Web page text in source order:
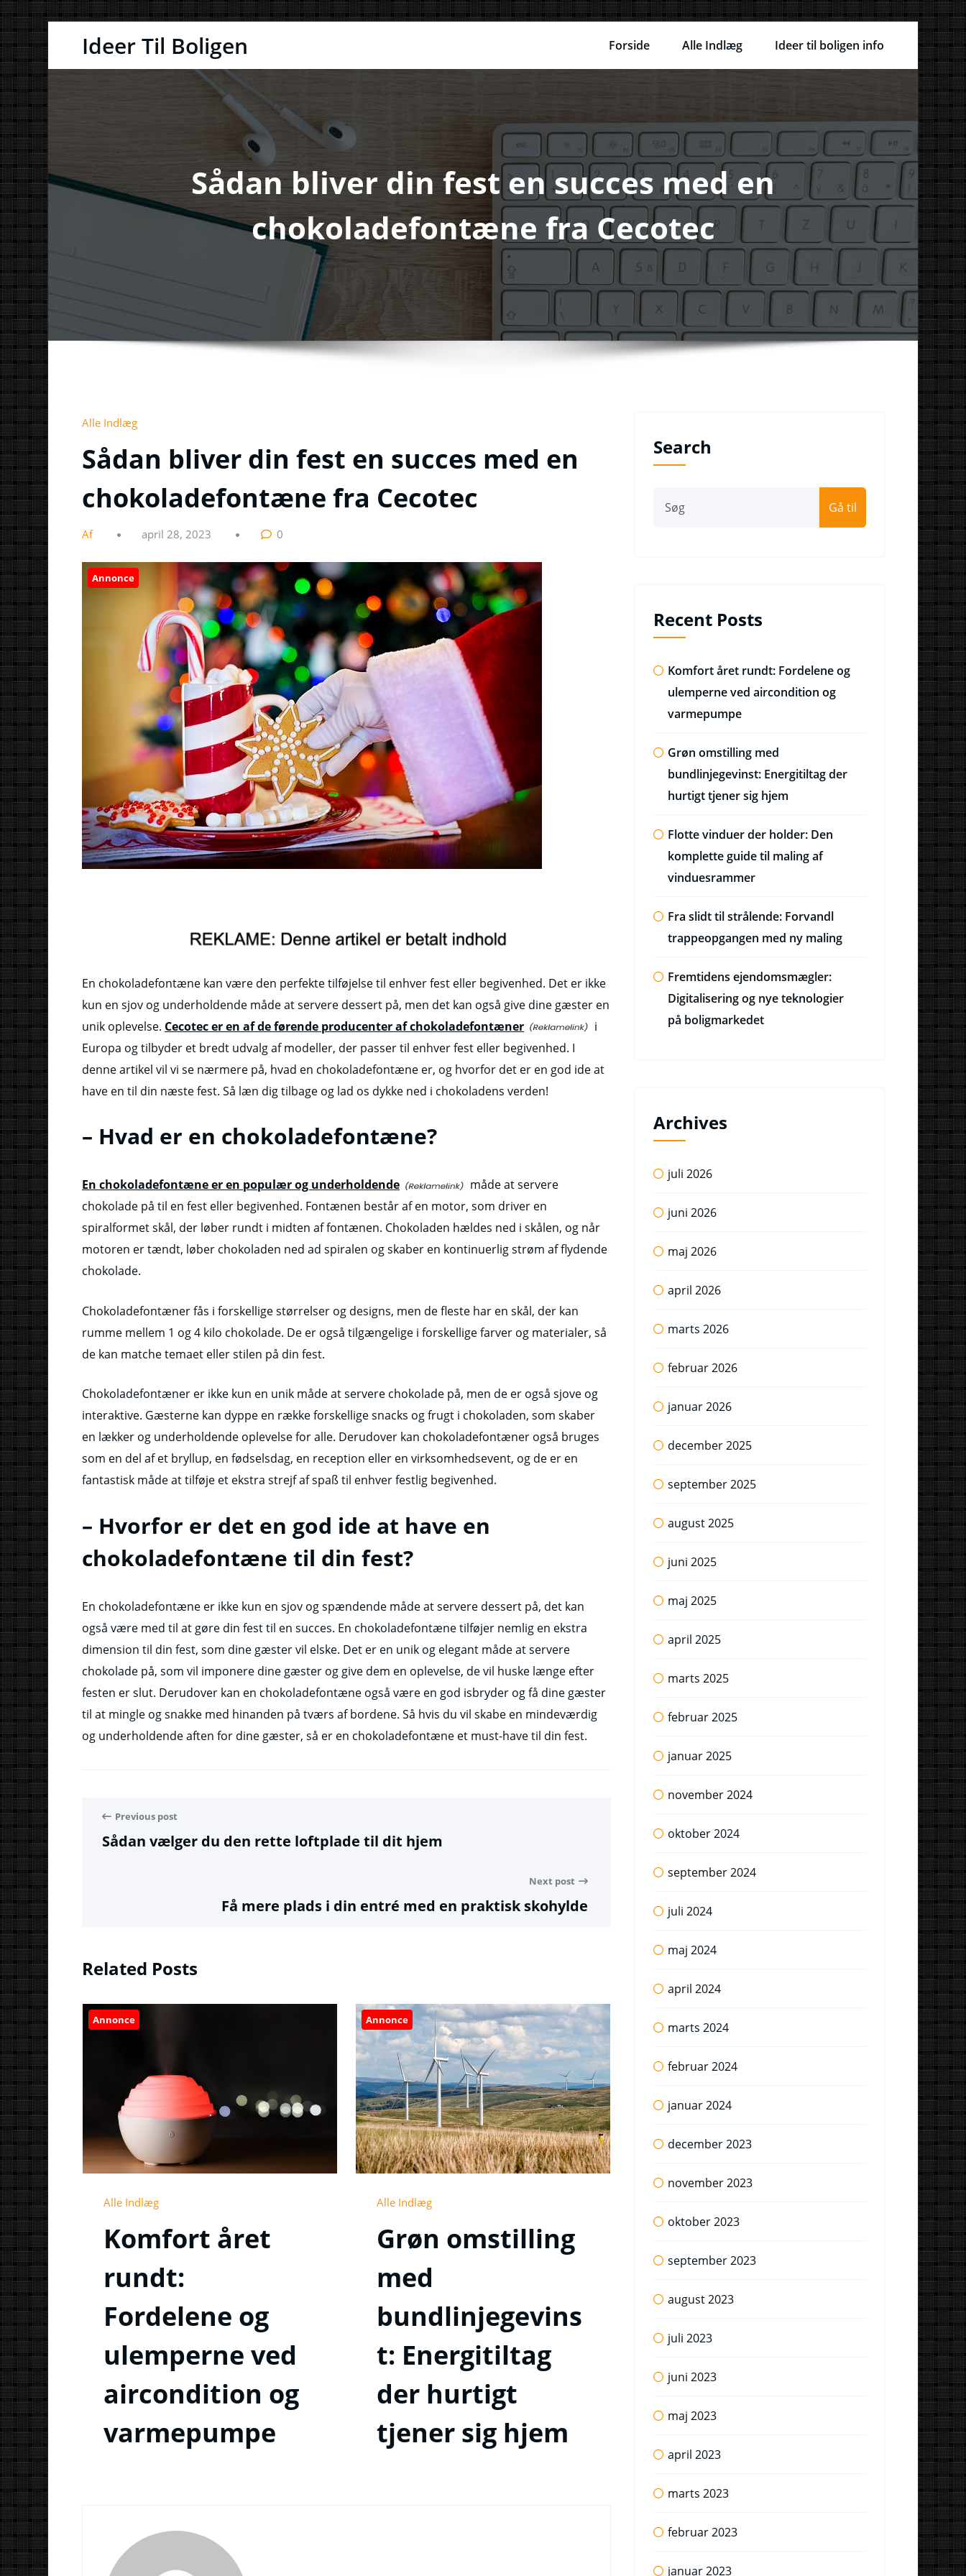
Ideer Til Boligen Forside Alle Indlæg Ideer til boligen info
Sådan bliver din fest en succes med en
chokoladefontæne fra Cecotec
Alle Indlæg
Sådan bliver din fest en succes med en
chokoladefontæne fra Cecotec
Af april 28, 2023 0
Annonce
En chokoladefontæne kan være den perfekte tilføjelse til enhver fest eller begivenhed. Det er ikke
kun en sjov og underholdende måde at servere dessert på, men det kan også give dine gæster en
unik oplevelse. Cecotec er en af de førende producenter af chokoladefontæner
i
Europa og tilbyder et bredt udvalg af modeller, der passer til enhver fest eller begivenhed. I
denne artikel vil vi se nærmere på, hvad en chokoladefontæne er, og hvorfor det er en god ide at
have en til din næste fest. Så læn dig tilbage og lad os dykke ned i chokoladens verden!
– Hvad er en chokoladefontæne?
En chokoladefontæne er en populær og underholdende
måde at servere
chokolade på til en fest eller begivenhed. Fontænen består af en motor, som driver en
spiralformet skål, der løber rundt i midten af fontænen. Chokoladen hældes ned i skålen, og når
motoren er tændt, løber chokoladen ned ad spiralen og skaber en kontinuerlig strøm af flydende
chokolade.
Chokoladefontæner fås i forskellige størrelser og designs, men de fleste har en skål, der kan
rumme mellem 1 og 4 kilo chokolade. De er også tilgængelige i forskellige farver og materialer, så
de kan matche temaet eller stilen på din fest.
Chokoladefontæner er ikke kun en unik måde at servere chokolade på, men de er også sjove og
interaktive. Gæsterne kan dyppe en række forskellige snacks og frugt i chokoladen, som skaber
en lækker og underholdende oplevelse for alle. Derudover kan chokoladefontæner også bruges
som en del af et bryllup, en fødselsdag, en reception eller en virksomhedsevent, og de er en
fantastisk måde at tilføje et ekstra strejf af spaß til enhver festlig begivenhed.
– Hvorfor er det en god ide at have en
chokoladefontæne til din fest?
En chokoladefontæne er ikke kun en sjov og spændende måde at servere dessert på, det kan
også være med til at gøre din fest til en succes. En chokoladefontæne tilføjer nemlig en ekstra
dimension til din fest, som dine gæster vil elske. Det er en unik og elegant måde at servere
chokolade på, som vil imponere dine gæster og give dem en oplevelse, de vil huske længe efter
festen er slut. Derudover kan en chokoladefontæne også være en god isbryder og få dine gæster
til at mingle og snakke med hinanden på tværs af bordene. Så hvis du vil skabe en mindeværdig
og underholdende aften for dine gæster, så er en chokoladefontæne et must-have til din fest.
Previous post
Sådan vælger du den rette loftplade til dit hjem
Next post
Få mere plads i din entré med en praktisk skohylde
Related Posts
Annonce
Alle Indlæg
Komfort året
rundt:
Fordelene og
ulemperne ved
aircondition og
varmepumpe
Annonce
Alle Indlæg
Grøn omstilling
med
bundlinjegevins
t: Energitiltag
der hurtigt
tjener sig hjem
Search
Gå til
Recent Posts
Komfort året rundt: Fordelene og
ulemperne ved aircondition og
varmepumpe
Grøn omstilling med
bundlinjegevinst: Energitiltag der
hurtigt tjener sig hjem
Flotte vinduer der holder: Den
komplette guide til maling af
vinduesrammer
Fra slidt til strålende: Forvandl
trappeopgangen med ny maling
Fremtidens ejendomsmægler:
Digitalisering og nye teknologier
på boligmarkedet
Archives
juli 2026
juni 2026
maj 2026
april 2026
marts 2026
februar 2026
januar 2026
december 2025
september 2025
august 2025
juni 2025
maj 2025
april 2025
marts 2025
februar 2025
januar 2025
november 2024
oktober 2024
september 2024
juli 2024
maj 2024
april 2024
marts 2024
februar 2024
januar 2024
december 2023
november 2023
oktober 2023
september 2023
august 2023
juli 2023
juni 2023
maj 2023
april 2023
marts 2023
februar 2023
januar 2023